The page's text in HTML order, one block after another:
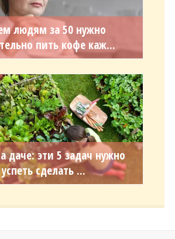
людям за 50 нужно
пить кофе каж...
даче: эти 5 задач нужно
успеть сделать ...